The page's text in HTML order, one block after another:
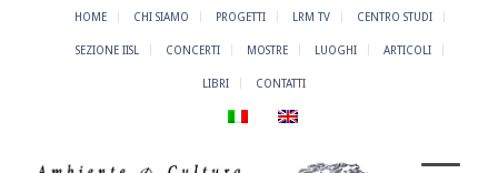
HOME CHI SIAMO PROGETTI LRM TV CENTRO STUDI
SEZIONE IISL CONCERTI MOSTRE LUOGHI ARTICOLI
LIBRI CONTATTI